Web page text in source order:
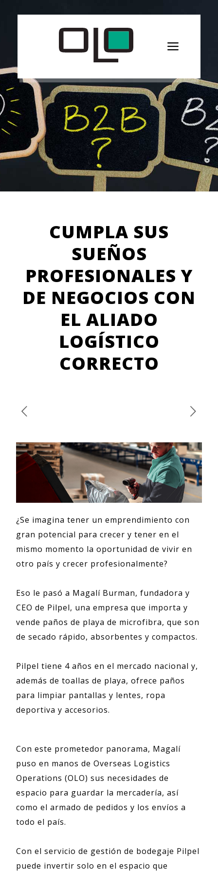
CUMPLA SUS
SUEÑOS
PROFESIONALES Y
DE NEGOCIOS CON
EL ALIADO
LOGÍSTICO
CORRECTO
¿Se imagina tener un emprendimiento con
gran potencial para crecer y tener en el
mismo momento la oportunidad de vivir en
otro país y crecer profesionalmente?
Eso le pasó a Magalí Burman, fundadora y
CEO de Pilpel, una empresa que importa y
vende paños de playa de microfibra, que son
de secado rápido, absorbentes y compactos.
Pilpel tiene 4 años en el mercado nacional y,
además de toallas de playa, ofrece paños
para limpiar pantallas y lentes, ropa
deportiva y accesorios.
Con este prometedor panorama, Magalí
puso en manos de Overseas Logistics
Operations (OLO) sus necesidades de
espacio para guardar la mercadería, así
como el armado de pedidos y los envíos a
todo el país.
Con el servicio de gestión de bodegaje Pilpel
puede invertir solo en el espacio que